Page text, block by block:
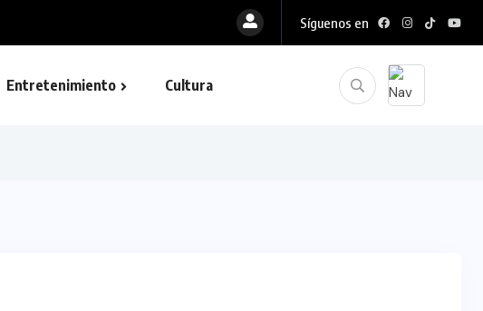
Síguenos en
Entretenimiento Cultura